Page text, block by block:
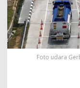
Foto udara